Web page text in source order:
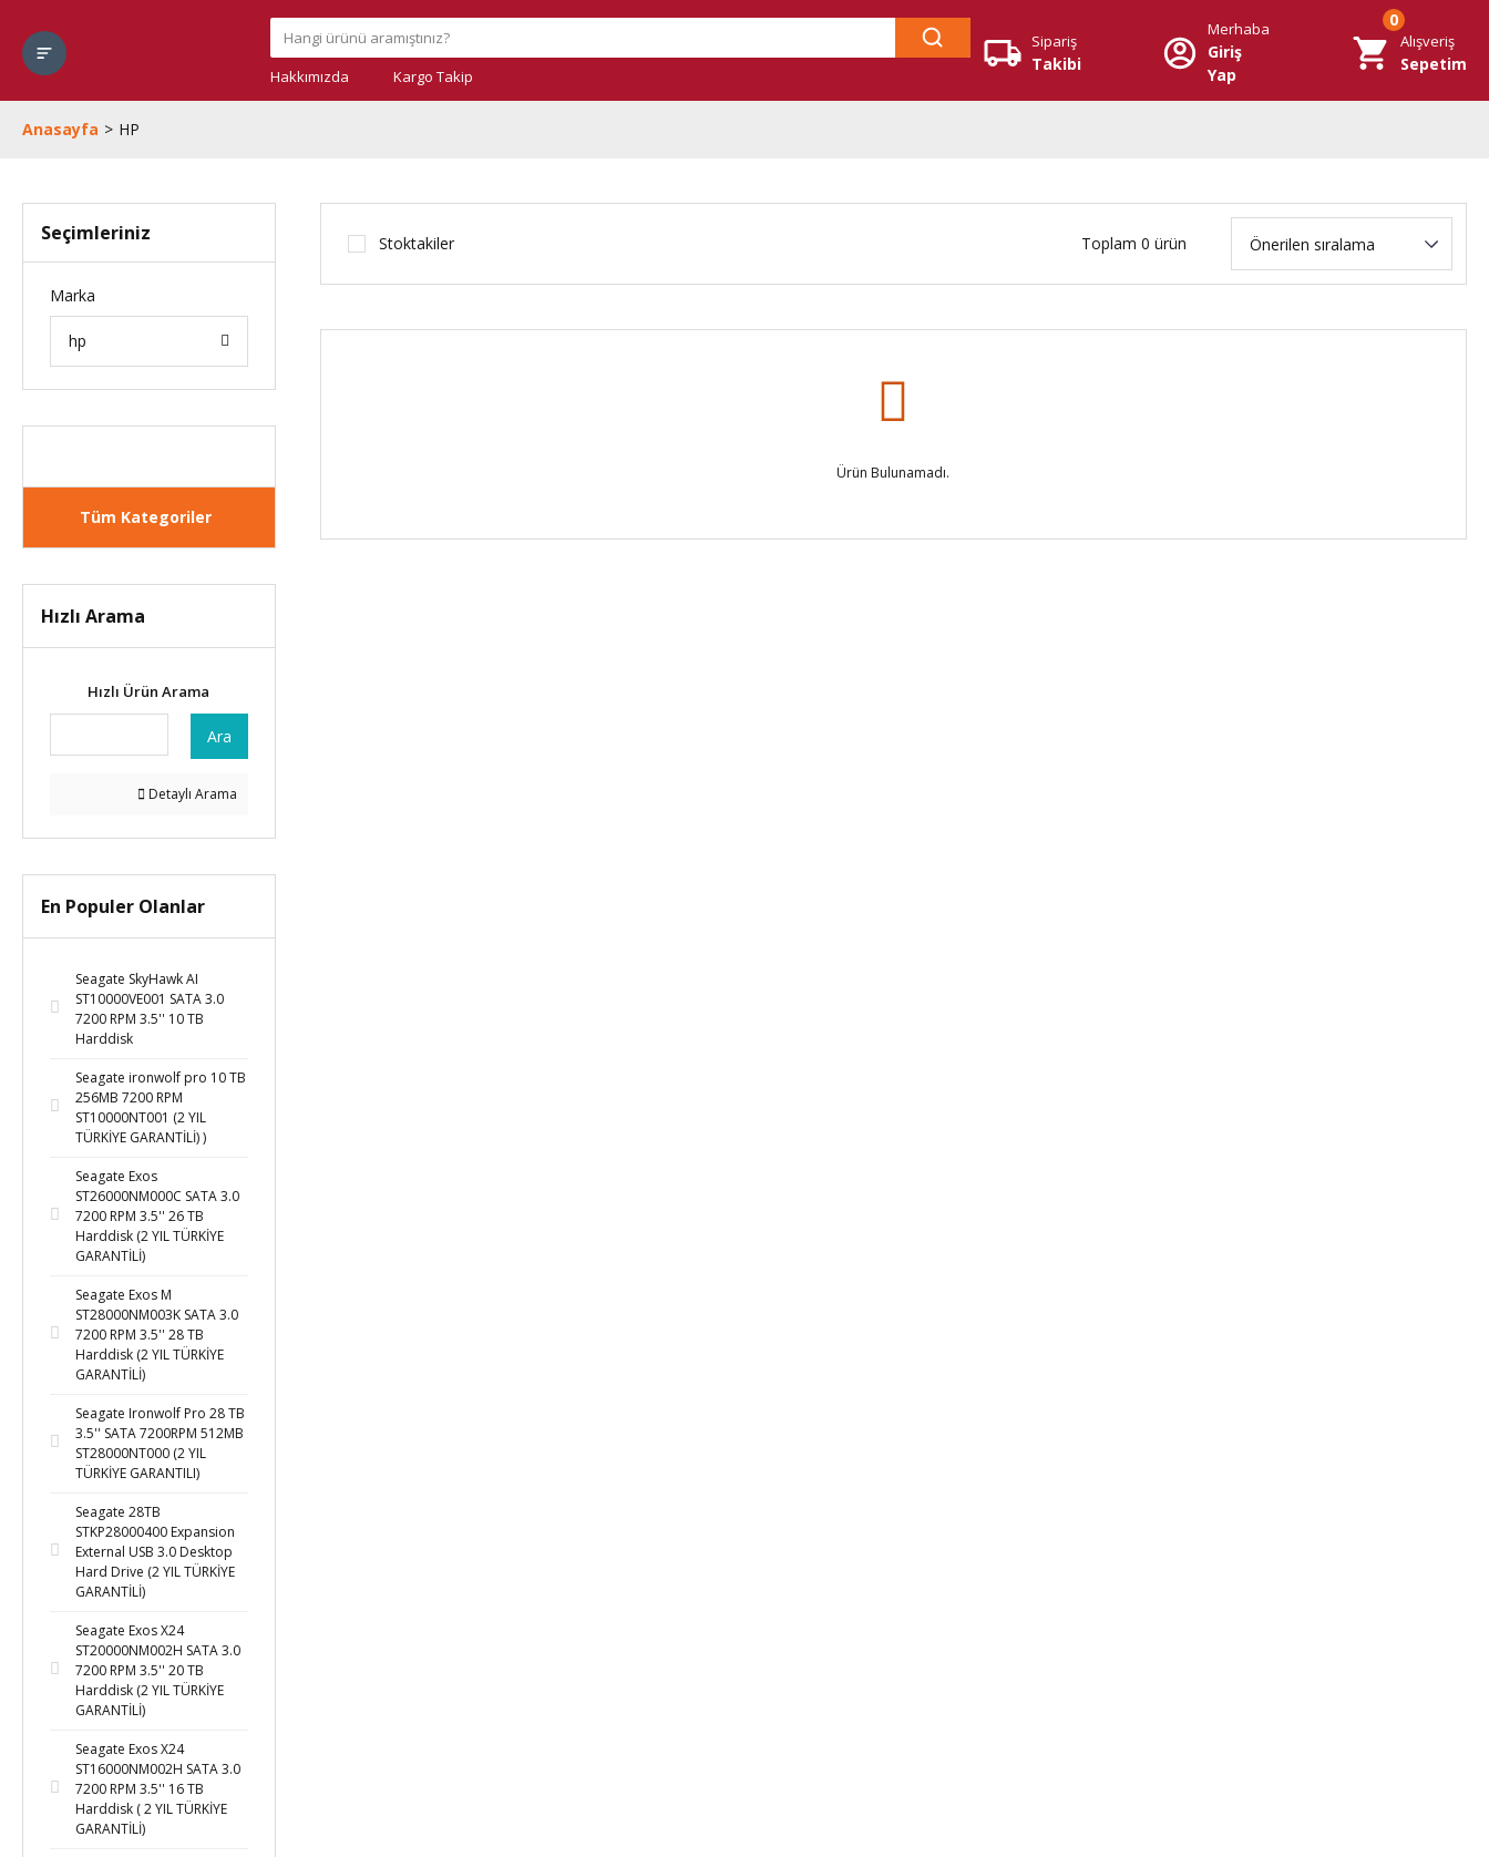
Hakkımızda Kargo Takip
Sipariş
Takibi
Merhaba
Giriş
Yap
Alışveriş
Sepetim
0
Anasayfa HP
Seçimleriniz
Marka
hp
Tüm Kategoriler
Hızlı Arama
Hızlı Ürün Arama
Ara
Detaylı Arama
En Populer Olanlar
Seagate SkyHawk AI
ST10000VE001 SATA 3.0
7200 RPM 3.5'' 10 TB
Harddisk
Seagate ironwolf pro 10 TB
256MB 7200 RPM
ST10000NT001 (2 YIL
TÜRKİYE GARANTİLİ) )
Seagate Exos
ST26000NM000C SATA 3.0
7200 RPM 3.5'' 26 TB
Harddisk (2 YIL TÜRKİYE
GARANTİLİ)
Seagate Exos M
ST28000NM003K SATA 3.0
7200 RPM 3.5'' 28 TB
Harddisk (2 YIL TÜRKİYE
GARANTİLİ)
Seagate Ironwolf Pro 28 TB
3.5'' SATA 7200RPM 512MB
ST28000NT000 (2 YIL
TÜRKİYE GARANTILI)
Seagate 28TB
STKP28000400 Expansion
External USB 3.0 Desktop
Hard Drive (2 YIL TÜRKİYE
GARANTİLİ)
Seagate Exos X24
ST20000NM002H SATA 3.0
7200 RPM 3.5'' 20 TB
Harddisk (2 YIL TÜRKİYE
GARANTİLİ)
Seagate Exos X24
ST16000NM002H SATA 3.0
7200 RPM 3.5'' 16 TB
Harddisk ( 2 YIL TÜRKİYE
GARANTİLİ)
Stoktakiler Toplam 0 ürün
Ürün Bulunamadı.